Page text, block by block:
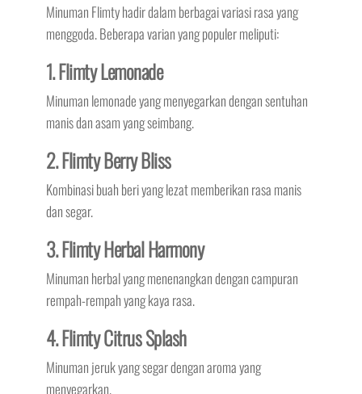
Minuman Flimty hadir dalam berbagai variasi rasa yang
menggoda. Beberapa varian yang populer meliputi:
1. Flimty Lemonade
Minuman lemonade yang menyegarkan dengan sentuhan
manis dan asam yang seimbang.
2. Flimty Berry Bliss
Kombinasi buah beri yang lezat memberikan rasa manis
dan segar.
3. Flimty Herbal Harmony
Minuman herbal yang menenangkan dengan campuran
rempah-rempah yang kaya rasa.
4. Flimty Citrus Splash
Minuman jeruk yang segar dengan aroma yang
menyegarkan.